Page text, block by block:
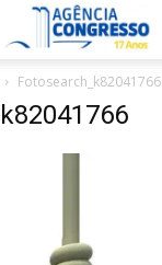
Fotosearch_k82041766